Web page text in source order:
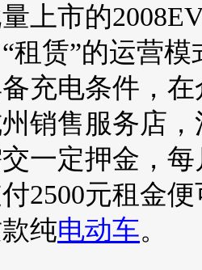
上市的
租赁”的运营
充电条件，在
销售服务店
一定押金，
2500元租金
纯电动车。